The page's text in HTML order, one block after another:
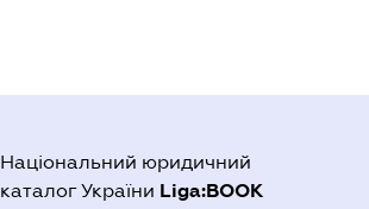
Національний юридичний
каталог України Liga:BOOK